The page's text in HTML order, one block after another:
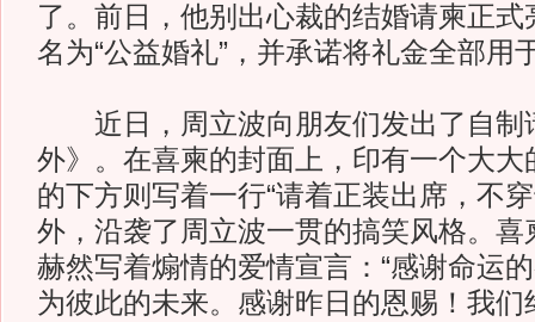
了。前日，他别出心裁的结婚请柬正
名为“公益婚礼”，并承诺将礼金全部用
近日，周立波向朋友们发出了自制
外》。在喜柬的封面上，印有一个大大
的下方则写着一行“请着正装出席，不
外，沿袭了周立波一贯的搞笑风格。喜
赫然写着煽情的爱情宣言：“感谢命运
为彼此的未来。感谢昨日的恩赐！我